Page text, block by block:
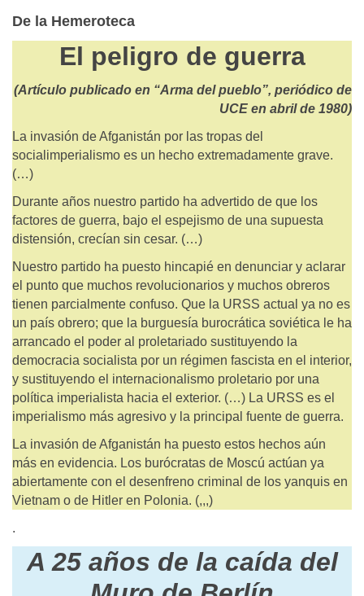
De la Hemeroteca
El peligro de guerra
(Artículo publicado en “Arma del pueblo”, periódico de
UCE en abril de 1980)
La invasión de Afganistán por las tropas del
socialimperialismo es un hecho extremadamente grave.
(…)
Durante años nuestro partido ha advertido de que los
factores de guerra, bajo el espejismo de una supuesta
distensión, crecían sin cesar. (…)
Nuestro partido ha puesto hincapié en denunciar y aclarar
el punto que muchos revolucionarios y muchos obreros
tienen parcialmente confuso. Que la URSS actual ya no es
un país obrero; que la burguesía burocrática soviética le ha
arrancado el poder al proletariado sustituyendo la
democracia socialista por un régimen fascista en el interior,
y sustituyendo el internacionalismo proletario por una
política imperialista hacia el exterior. (…) La URSS es el
imperialismo más agresivo y la principal fuente de guerra.
La invasión de Afganistán ha puesto estos hechos aún
más en evidencia. Los burócratas de Moscú actúan ya
abiertamente con el desenfreno criminal de los yanquis en
Vietnam o de Hitler en Polonia. (,,,)
.
A 25 años de la caída del